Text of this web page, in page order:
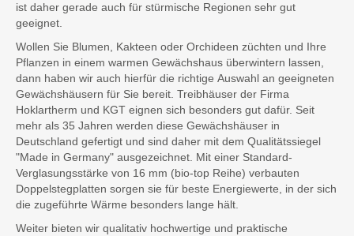
ist daher gerade auch für stürmische Regionen sehr gut
geeignet.
Wollen Sie Blumen, Kakteen oder Orchideen züchten und Ihre
Pflanzen in einem warmen Gewächshaus überwintern lassen,
dann haben wir auch hierfür die richtige Auswahl an geeigneten
Gewächshäusern für Sie bereit. Treibhäuser der Firma
Hoklartherm und KGT eignen sich besonders gut dafür. Seit
mehr als 35 Jahren werden diese Gewächshäuser in
Deutschland gefertigt und sind daher mit dem Qualitätssiegel
"Made in Germany" ausgezeichnet. Mit einer Standard-
Verglasungsstärke von 16 mm (bio-top Reihe) verbauten
Doppelstegplatten sorgen sie für beste Energiewerte, in der sich
die zugeführte Wärme besonders lange hält.
Weiter bieten wir qualitativ hochwertige und praktische